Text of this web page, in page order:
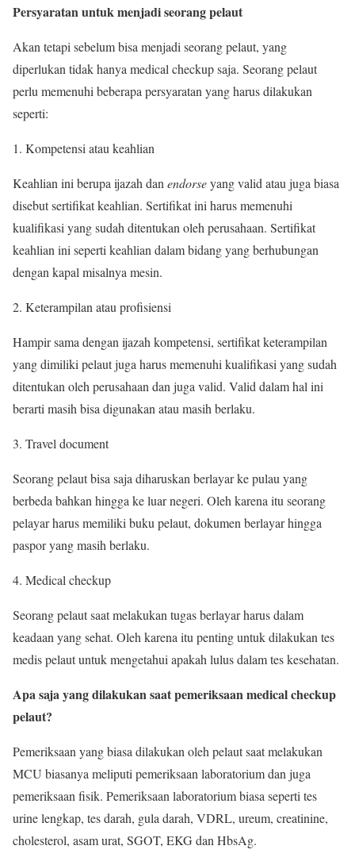
Persyaratan untuk menjadi seorang pelaut
Akan tetapi sebelum bisa menjadi seorang pelaut, yang
diperlukan tidak hanya medical checkup saja. Seorang pelaut
perlu memenuhi beberapa persyaratan yang harus dilakukan
seperti:
1. Kompetensi atau keahlian
Keahlian ini berupa ijazah dan endorseyang valid atau juga biasa
disebut sertifikat keahlian. Sertifikat ini harus memenuhi
kualifikasi yang sudah ditentukan oleh perusahaan. Sertifikat
keahlian ini seperti keahlian dalam bidang yang berhubungan
dengan kapal misalnya mesin.
2. Keterampilan atau profisiensi
Hampir sama dengan ijazah kompetensi, sertifikat keterampilan
yang dimiliki pelaut juga harus memenuhi kualifikasi yang sudah
ditentukan oleh perusahaan dan juga valid. Valid dalam hal ini
berarti masih bisa digunakan atau masih berlaku.
3. Travel document
Seorang pelaut bisa saja diharuskan berlayar ke pulau yang
berbeda bahkan hingga ke luar negeri. Oleh karena itu seorang
pelayar harus memiliki buku pelaut, dokumen berlayar hingga
paspor yang masih berlaku.
4. Medical checkup
Seorang pelaut saat melakukan tugas berlayar harus dalam
keadaan yang sehat. Oleh karena itu penting untuk dilakukan tes
medis pelaut untuk mengetahui apakah lulus dalam tes kesehatan.
Apa saja yang dilakukan saat pemeriksaan medical checkup
pelaut?
Pemeriksaan yang biasa dilakukan oleh pelaut saat melakukan
MCU biasanya meliputi pemeriksaan laboratorium dan juga
pemeriksaan fisik. Pemeriksaan laboratorium biasa seperti tes
urine lengkap, tes darah, gula darah, VDRL, ureum, creatinine,
cholesterol, asam urat, SGOT, EKG dan HbsAg.